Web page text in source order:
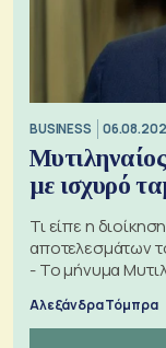
BUSINESS
με ισχυρό
Τι είπε η
αποτελεσμάτων
- Το μήνυμα
Αλεξάνδρα Τόμπρα